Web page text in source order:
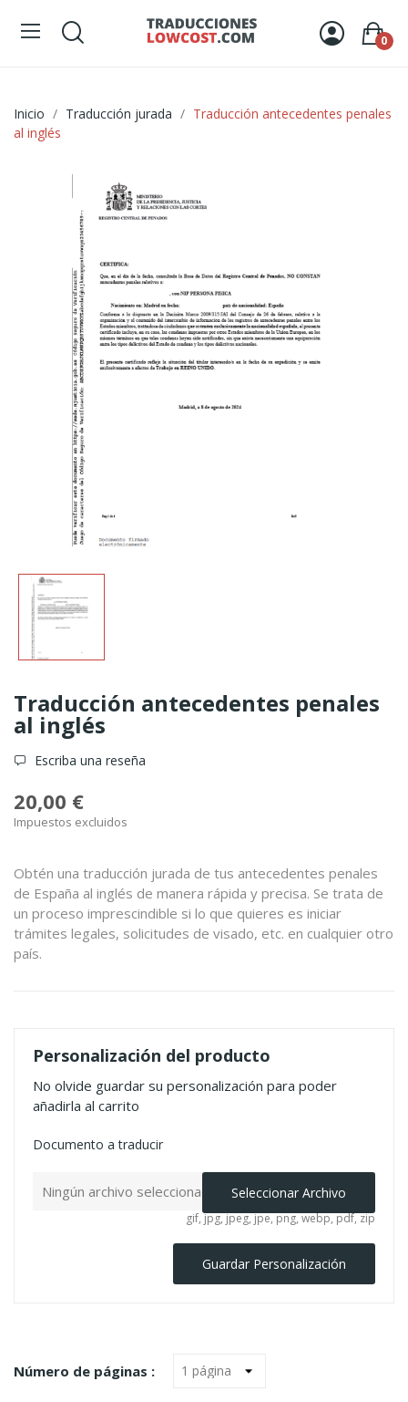
0
Inicio Traducción jurada
Traducción antecedentes penales
al inglés
Traducción antecedentes penales
al inglés
Escriba una reseña
20,00 €
Impuestos excluidos
Obtén una traducción jurada de tus antecedentes penales
de España al inglés de manera rápida y precisa. Se trata de
un proceso imprescindible si lo que quieres es iniciar
trámites legales, solicitudes de visado, etc. en cualquier otro
país.
Personalización del producto
No olvide guardar su personalización para poder
añadirla al carrito
Documento a traducir
Ningún archivo seleccionado Seleccionar Archivo
gif, jpg, jpeg, jpe, png, webp, pdf, zip
Guardar Personalización
Número de páginas :